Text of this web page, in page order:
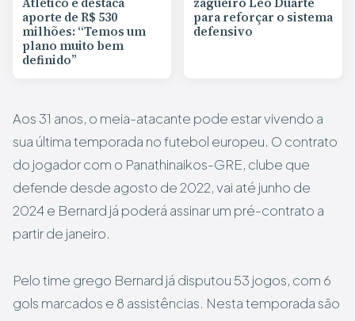
aporte de R$ 530
milhões: “Temos um
plano muito bem
definido”
para reforçar o sistema
defensivo
Aos 31 anos, o meia-atacante pode estar vivendo a
sua última temporada no futebol europeu. O contrato
do jogador com o Panathinaikos-GRE, clube que
defende desde agosto de 2022, vai até junho de
2024 e Bernard já poderá assinar um pré-contrato a
partir de janeiro.
Pelo time grego Bernard já disputou 53 jogos, com 6
gols marcados e 8 assistências. Nesta temporada são